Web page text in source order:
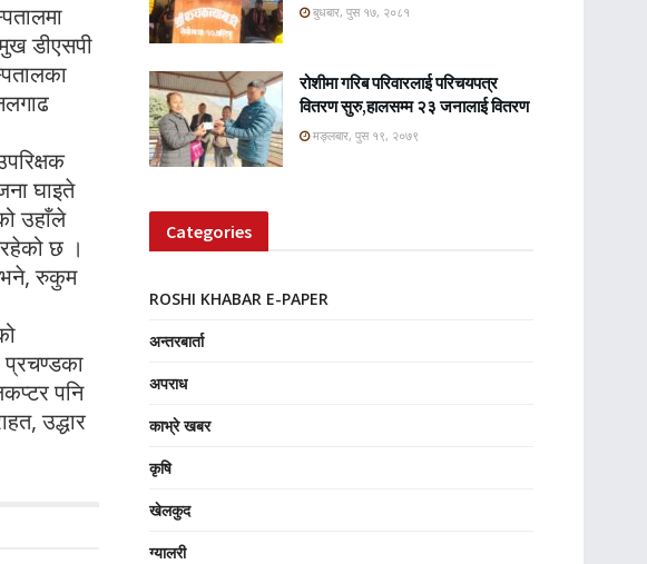
डीएसपी
घाइते
उहाँले
छ ।
भने, रुकुम
प्रचण्डका
पनि
उद्धार
बुधबार, पुस १७, २०८१
रोशीमा गरिब परिवारलाई परिचयपत्र
वितरण सुरु,हालसम्म २३ जनालाई वितरण
मङ्लबार, पुस १९, २०७९
Categories
ROSHI KHABAR E-PAPER
अन्तरबार्ता
अपराध
काभ्रे खबर
कृषि
खेलकुद
ग्यालरी